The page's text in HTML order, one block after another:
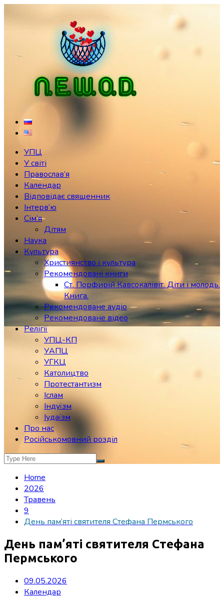
УПЦ
У світі
Православ’я
Календар
Відповідає священник
Інтерв’ю
Сім’я
Дітям
Наука
Культура
Християнство і культура
Рекомендовані книги
Ст. Порфирій Кавсокалівіт. Діти і молодь.
Книга.
Рекомендоване аудіо
Рекомендоване відео
Релігії
УПЦ-КП
УАПЦ
УГКЦ
Католицтво
Протестантизм
Іслам
Індуїзм
Іудаїзм
Про нас
Російськомовний розділ
Home
2026
Травень
9
День пам’яті святителя Стефана Пермського
День пам’яті святителя Стефана
Пермського
09.05.2026
Календар